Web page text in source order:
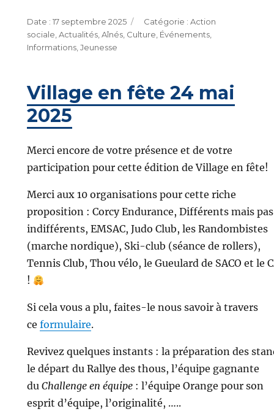
Publié
le
17 septembre 2025 Catégories
Action
sociale,Actualités,Aînés, Culture, Événements,
Informations,Jeunesse
Village en fête 24 mai
2025
Merci encore de votre présence et de votre
participation pour cette édition de Village en fête!
Merci aux 10 organisations pour cette riche
proposition : Corcy Endurance, Différents mais pas
indifférents, EMSAC, Judo Club, les Randombistes
(marche nordique), Ski-club (séance de rollers),
Tennis Club, Thou vélo, le Gueulard de SACO et le
!
Si cela vous a plu, faites-le nous savoir à travers
ce formulaire.
Revivez quelques instants : la préparation des
le départ du Rallye des thous, l’équipe gagnante
du Challenge en équipe: l’équipe Orange pour son
esprit d’équipe, l’originalité, …..